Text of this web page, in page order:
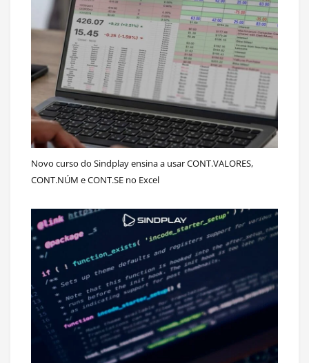
Novo curso do Sindplay ensina a usar CONT.VALORES,
CONT.NÚM e CONT.SE no Excel